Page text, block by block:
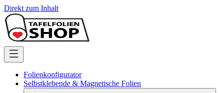
Direkt zum Inhalt
Folienkonfigurator
Selbstklebende & Magnetische Folien